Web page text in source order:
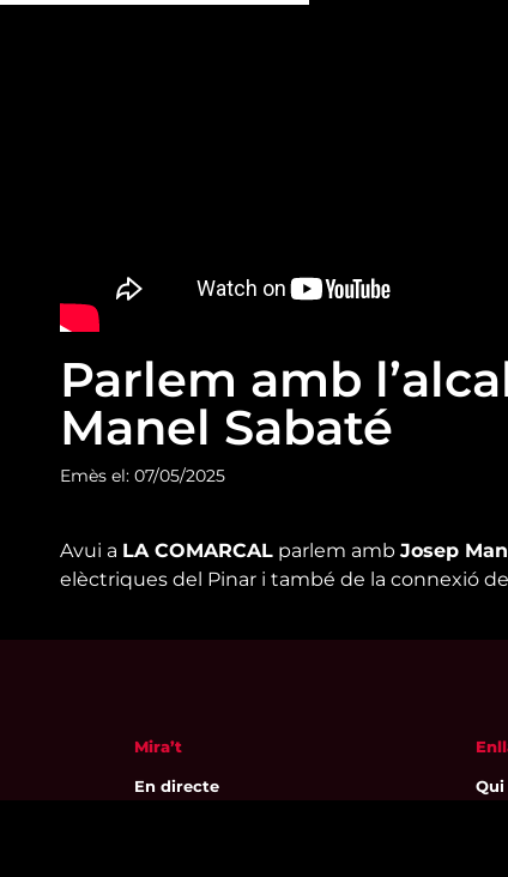
Parlem amb
Manel Sabaté
Emès el: 07/05/2025
Avui a LA COMARCAL parlem amb Josep
elèctriques del Pinar i també de la connexió
Mira’t
En directe
Qui